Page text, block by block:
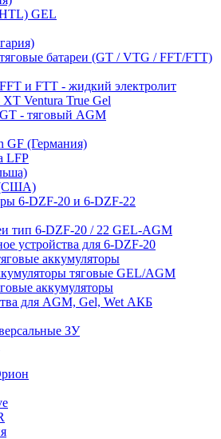
GEL
батареи (GT / VTG / FFT/FTT)
и FTT - жидкий электролит
Ventura True Gel
- тяговый AGM
GF (Германия)
LFP
(США)
6-DZF-20 и 6-DZF-22
тип 6-DZF-20 / 22 GEL-AGM
устройства для 6-DZF-20
аккумуляторы
тяговые GEL/AGM
аккумуляторы
для AGM, Gel, Wet АКБ
ЗУ